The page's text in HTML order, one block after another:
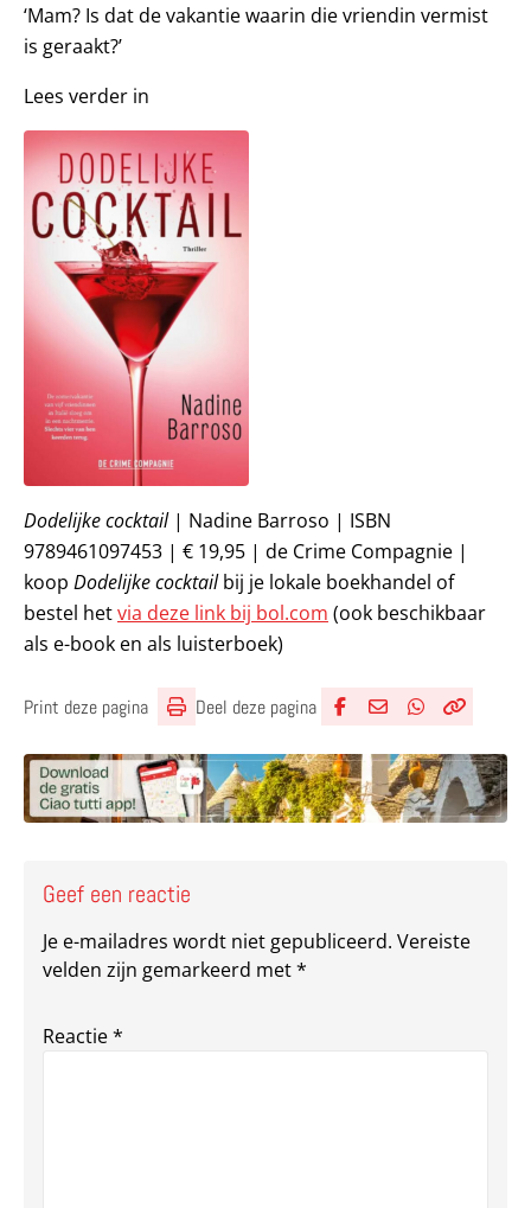
‘Mam? Is dat de vakantie waarin die vriendin vermist
is geraakt?’
Lees verder in
Dodelijke cocktail| Nadine Barroso | ISBN
9789461097453 | € 19,95 | de Crime Compagnie |
koop Dodelijke cocktailbij je lokale boekhandel of
bestel hetvia deze link bij bol.com (ook beschikbaar
als e-book en als luisterboek)
Print deze pagina Deel deze pagina
Geef een reactie
Je e-mailadres wordt niet gepubliceerd. Vereiste
velden zijn gemarkeerd met*
Reactie*